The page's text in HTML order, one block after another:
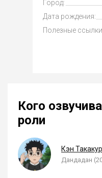
Город:
Дата рождения:
Полезные
Кого
роли
Кэн
Дандадан